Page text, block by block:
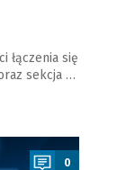
łączenia się
sekcja …
0